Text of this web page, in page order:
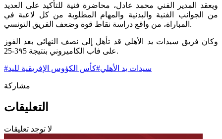
ويعقد المدير الفني محمد عادل، محاضرة فنية للتأكيد على العديد
من الجوانب الفنية والبدنية والمهام المطلوبة من كل لاعبة في
المباراة، من واقع دراسة نقاط قوة وضعف الفريق التونسي.
وكان فريق سيدات يد الأهلي قد تأهل إلى نصف النهائي بعد الفوز
على فاب الكاميروني بنتيجة 3٩5-25.
# سيدات يد الأهلي#كأس الكؤوس الإفريقية لليد
مشاركة
التعليقات
لا توجد تعليقات